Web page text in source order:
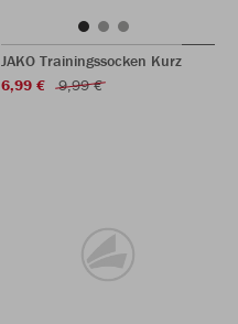
JAKO Trainingssocken Kurz
6,99 €
9,99 €